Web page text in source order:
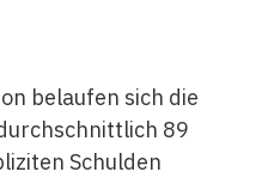
belaufen sich die
89
Schulden